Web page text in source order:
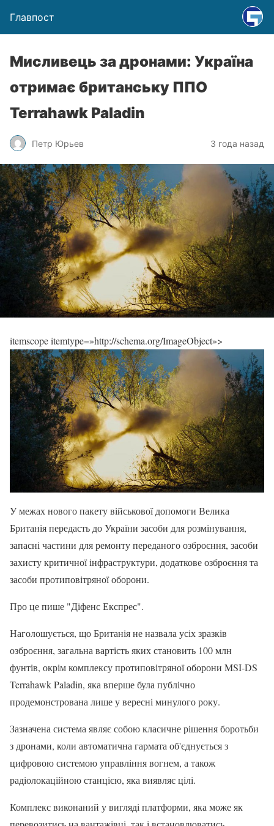
Главпост
Мисливець за дронами: Україна
отримає британську ППО
Terrahawk Paladin
Петр Юрьев 3 года назад
itemscope itemtype=»http://schema.org/ImageObject»>
У межах нового пакету військової допомоги Велика
Британія передасть до України засоби для розмінування,
запасні частини для ремонту переданого озброєння, засоби
захисту критичної інфраструктури, додаткове озброєння та
засоби протиповітряної оборони.
Про це пише "Діфенс Експрес".
Наголошується, що Британія не назвала усіх зразків
озброєння, загальна вартість яких становить 100 млн
фунтів, окрім комплексу протиповітряної оборони MSI-DS
Terrahawk Paladin, яка вперше була публічно
продемонстрована лише у вересні минулого року.
Зазначена система являє собою класичне рішення боротьби
з дронами, коли автоматична гармата об'єднується з
цифровою системою управління вогнем, а також
радіолокаційною станцією, яка виявляє цілі.
Комплекс виконаний у вигляді платформи, яка може як